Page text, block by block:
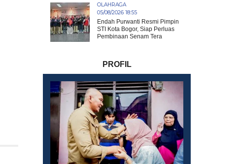
OLAHRAGA
05/08/2026 18:55
Endah Purwanti Resmi Pimpin
STI Kota Bogor, Siap Perluas
Pembinaan Senam Tera
PROFIL